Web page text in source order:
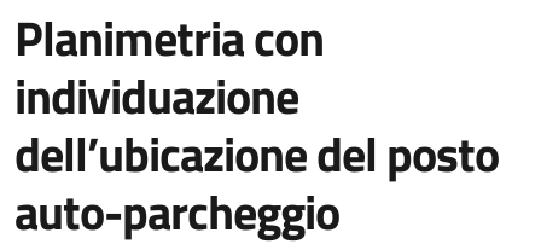
Planimetria con
individuazione
dell’ubicazione del posto
auto-parcheggio